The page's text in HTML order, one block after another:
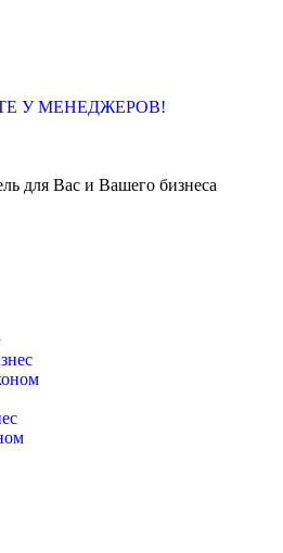
У МЕНЕДЖЕРОВ!
для Вас и Вашего бизнеса